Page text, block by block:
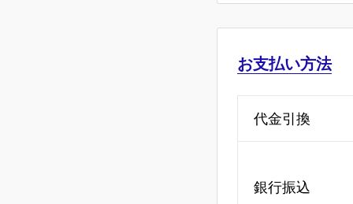
お支払い方法
代金引換
銀行振込